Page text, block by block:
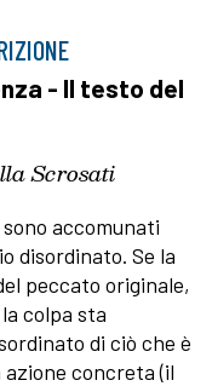
- Il testo del
Scrosati
accomunati
disordinato. Se la
peccato originale,
colpa sta
di ciò che è
concreta (il